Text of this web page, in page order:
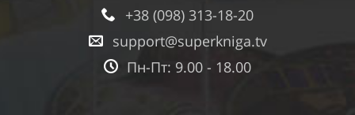
+38 (098) 313-18-20
support@superkniga.tv
Пн-Пт: 9.00 - 18.00